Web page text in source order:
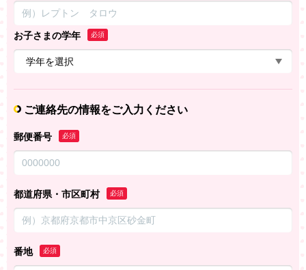
お子さまの学年 必須
ご連絡先の情報をご入力ください
郵便番号 必須
都道府県・市区町村 必須
番地 必須